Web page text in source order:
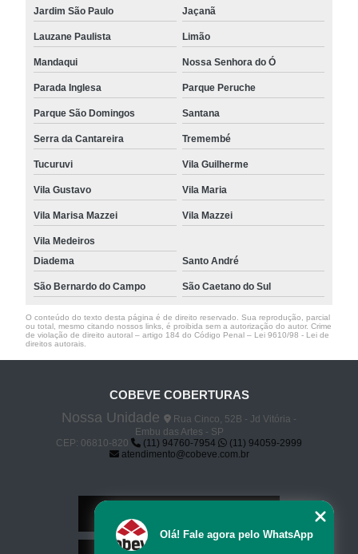
Jardim São Paulo Jaçanã
Lauzane Paulista Limão
Mandaqui Nossa Senhora do Ó
Parada Inglesa Parque Peruche
Parque São Domingos Santana
Serra da Cantareira Tremembé
Tucuruvi Vila Guilherme
Vila Gustavo Vila Maria
Vila Marisa Mazzei Vila Mazzei
Vila Medeiros
Diadema
Santo André
São Bernardo do Campo São Caetano do Sul
O conteúdo do texto desta página é de direito reservado. Sua reprodução, parcial
ou total, mesmo citando nossos links, é proibida sem a autorização do autor. Crime
de violação de direito autoral – artigo 184 do Código Penal – Lei 9610/98 - Lei de
direitos autorais
COBEVE COBERTURAS
Nossa Unidade
Rua Cinco, 52B - Jd Vitória -
Embu das Artes - SP
CEP: 06810-820
(11) 94760-7954
(11) 94059-2999
atendimento@cobeve.com.br
Olá! Fale agora pelo WhatsApp